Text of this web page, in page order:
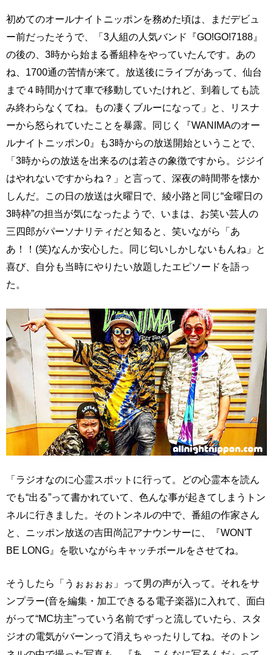
初めてのオールナイトニッポンを務めた頃は、まだデビュ
ー前だったそうで、「3人組の人気バンド『GO!GO!7188』
の後の、3時から始まる番組枠をやっていたんです。あの
ね、1700通の苦情が来て。放送後にライブがあって、仙台
まで４時間かけて車で移動していたけれど、到着しても読
み終わらなくてね。もの凄くブルーになって」と、リスナ
ーから怒られていたことを暴露。同じく『WANIMAのオー
ルナイトニッポン0』も3時からの放送開始ということで、
「3時からの放送を出来るのは若さの象徴ですから。ジジイ
はやれないですからね？」と言って、深夜の時間帯を懐か
しんだ。この日の放送は火曜日で、綾小路と同じ“金曜日の
3時枠”の担当が気になったようで、いまは、お笑い芸人の
三四郎がパーソナリティだと知ると、笑いながら「あ
あ！！(笑)なんか安心した。同じ匂いしかしないもんね」と
喜び、自分も当時にやりたい放題したエピソードを語っ
た。
「ラジオなのに心霊スポットに行って。どの心霊本を読ん
でも“出る”って書かれていて、色んな事が起きてしまうトン
ネルに行きました。そのトンネルの中で、番組の作家さん
と、ニッポン放送の吉田尚記アナウンサーに、『WON'T
BE LONG』を歌いながらキャッチボールをさせてね。
そうしたら「うぉぉぉぉ」って男の声が入って。それをサ
ンプラー(音を編集・加工できるる電子楽器)に入れて、面白
がって“MC坊主”っていう名前でずっと流していたら、スタ
ジオの電気がバーンって消えちゃったりしてね。そのトン